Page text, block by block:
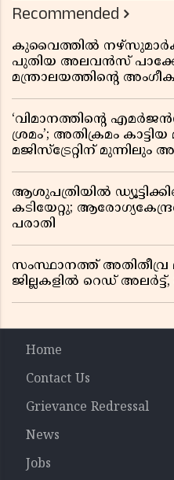
Recommended
കുവൈത്തിൽ
പുതിയ അലവൻസ്
മന്ത്രാലയത്തിൻ്റെ
‘വിമാനത്തിൻ്റെ
ശ്രമം’; അതിക്രമം
മജിസ്ട്രേറ്റിന് മുന്നിലും
ആശുപത്രിയിൽ
കടിയേറ്റു;
പരാതി
സംസ്ഥാനത്ത് അതിതീവ്ര
ജില്ലകളിൽ റെഡ്
Home
Contact Us
Grievance Redressal
News
Jobs